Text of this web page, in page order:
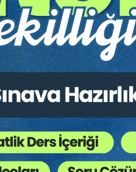
ve cihazlarınızdan
,Kongreler /
ispat kuralının istisnaları
olmuş ticari